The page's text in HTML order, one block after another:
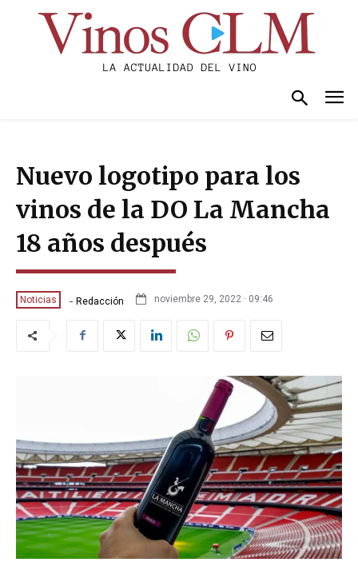
Nuevo logotipo para los
vinos de la DO La Mancha
18 años después
Noticias - Redacción noviembre 29, 2022 · 09:46